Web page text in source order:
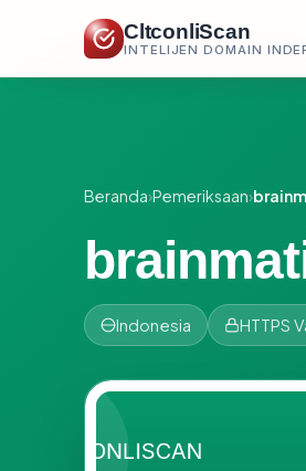
CltconliScan
INTELIJEN DOMAIN
Beranda›Pemeriksaan›
Indonesia HTTPS